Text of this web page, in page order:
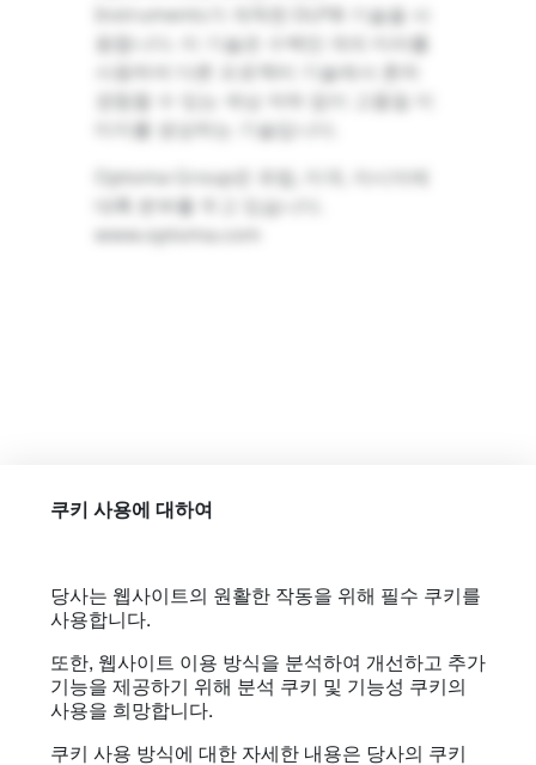
쿠키 사용에 대하여
당사는 웹사이트의 원활한 작동을 위해 필수 쿠키를
사용합니다.
또한, 웹사이트 이용 방식을 분석하여 개선하고 추가
기능을 제공하기 위해 분석 쿠키 및 기능성 쿠키의
사용을 희망합니다.
쿠키 사용 방식에 대한 자세한 내용은 당사의 쿠키
Instruments가 개척한 DLP® 기술을 사
용합니다. 이 기술은 수백만 개의 미러를
사용하여 다른 프로젝터 기술에서 흔히
경험할 수 있는 색상 저하 없이 고품질 이
미지를 생성하는 기술입니다.
Optoma Group은 유럽, 미국, 아시아에
대륙 본부를 두고 있습니다.
www.optoma.com